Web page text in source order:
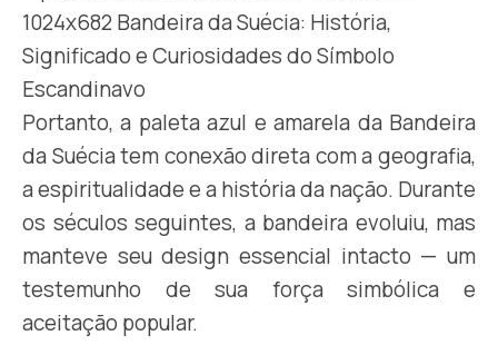
Portanto, a paleta azul e amarela da Bandeira
da Suécia tem conexão direta com a geografia,
a espiritualidade e a história da nação. Durante
os séculos seguintes, a bandeira evoluiu, mas
manteve seu design essencial intacto — um
testemunho de sua força simbólica e
aceitação popular.